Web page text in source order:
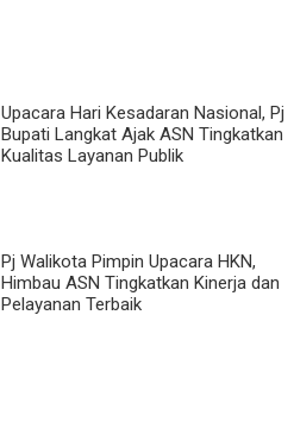
Upacara Hari Kesadaran Nasional, Pj
Bupati Langkat Ajak ASN Tingkatkan
Kualitas Layanan Publik
Pj Walikota Pimpin Upacara HKN,
Himbau ASN Tingkatkan Kinerja dan
Pelayanan Terbaik